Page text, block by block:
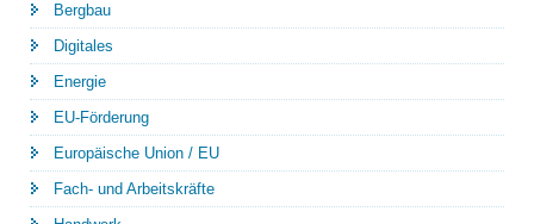
Bergbau
Digitales
Energie
EU-Förderung
Europäische Union / EU
Fach- und Arbeitskräfte